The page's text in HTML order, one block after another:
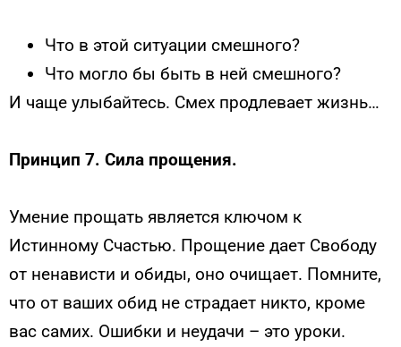
Что в этой ситуации смешного?
Что могло бы быть в ней смешного?
И чаще улыбайтесь. Смех продлевает жизнь…
Принцип 7. Сила прощения.
Умение прощать является ключом к
Истинному Счастью. Прощение дает Свободу
от ненависти и обиды, оно очищает. Помните,
что от ваших обид не страдает никто, кроме
вас самих. Ошибки и неудачи – это уроки.